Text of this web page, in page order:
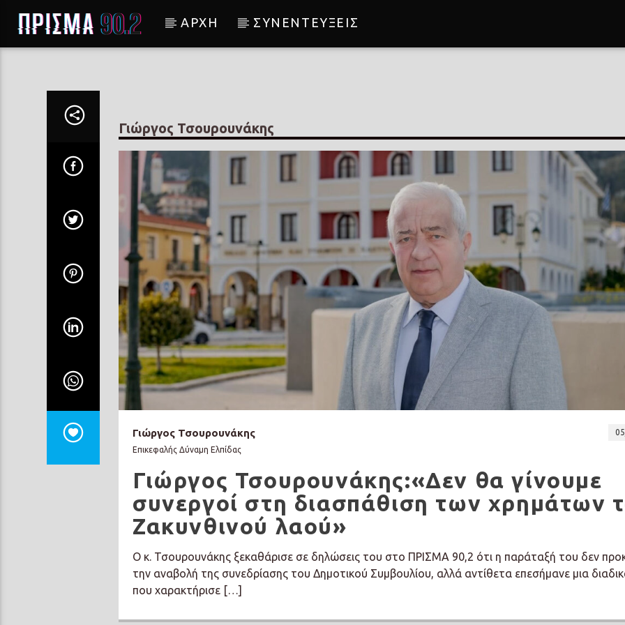
ΑΡΧΗ ΣΥΝΕΝΤΕΥΞΕΙΣ
Γιώργος Τσουρουνάκης
Γιώργος Τσουρουνάκης
Επικεφαλής Δύναμη Ελπίδας
Γιώργος Τσουρουνάκης:«Δεν θα γίνουμε
συνεργοί στη διασπάθιση των χρημάτων
Ζακυνθινού λαού»
Ο κ. Τσουρουνάκης ξεκαθάρισε σε δηλώσεις του στο ΠΡΙΣΜΑ 90,2 ότι η παράταξή του δεν
την αναβολή της συνεδρίασης του Δημοτικού Συμβουλίου, αλλά αντίθετα επεσήμανε μια
που χαρακτήρισε […]